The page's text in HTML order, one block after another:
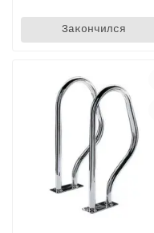
Закончился